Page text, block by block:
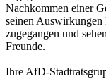
Nachkommen einer
seinen Auswirkungen
zugegangen und
Freunde.
Ihre AfD-